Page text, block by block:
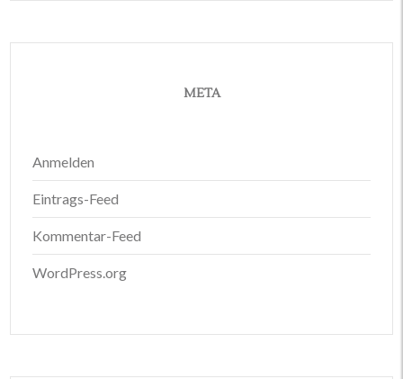
META
Anmelden
Eintrags-Feed
Kommentar-Feed
WordPress.org